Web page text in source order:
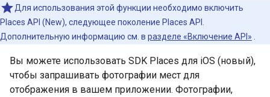
Для использования этой функции необходимо включить
Places API (New), следующее поколение Places API.
Дополнительную информацию см. в разделе «Включение API»
Вы можете использовать SDK Places для iOS (новый),
чтобы запрашивать фотографии мест для
отображения в вашем приложении. Фотографии,